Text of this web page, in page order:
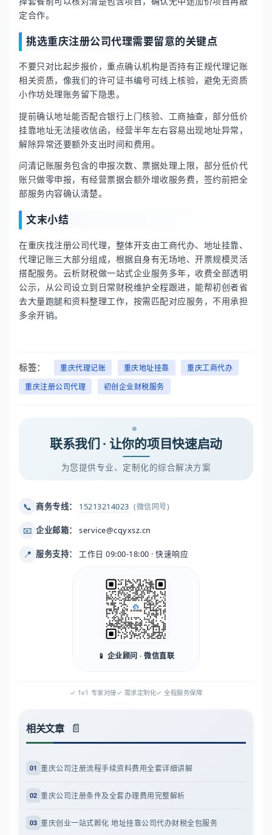
定合作。
挑选重庆注册公司代理需要留意的关键点
不要只对比起步报价，重点确认机构是否持有正规代理记账
相关资质，像我们的许可证书编号可线上核验，避免无资质
小作坊处理账务留下隐患。
提前确认地址能否配合银行上门核验、工商抽查，部分低价
挂靠地址无法接收信函，经营半年左右容易出现地址异常，
解除异常还要额外支出时间和费用。
问清记账服务包含的申报次数、票据处理上限，部分低价代
账只做零申报，有经营票据会额外增收服务费，签约前把全
部服务内容确认清楚。
文末小结
在重庆找注册公司代理，整体开支由工商代办、地址挂靠、
代理记账三大部分组成，根据自身有无场地、开票规模灵活
搭配服务。云析财税做一站式企业服务多年，收费全部透明
公示，从公司设立到日常财税维护全程跟进，能帮初创者省
去大量跑腿和资料整理工作，按需匹配对应服务，不用承担
多余开销。
标签： 重庆代理记账 重庆地址挂靠
重庆工商代办
重庆注册公司代理
初创企业财税服务
联系我们 · 让你的项目快速启动
为您提供专业、定制化的综合解决方案
📞 商务专线： 15213214023 (微信同号)
📧 企业邮箱： service@cqyxsz.cn
📍 服务支持： 工作日 09:00-18:00 · 快速响应
📱 企业顾问 · 微信直联
✓ 1v1 专家对接✓ 需求定制化✓ 全程服务保障
相关文章
01 重庆公司注册流程手续资料费用全套详细讲解
02 重庆公司注册条件及全套办理费用完整解析
03 重庆创业一站式孵化 地址挂靠公司代办财税全包服务